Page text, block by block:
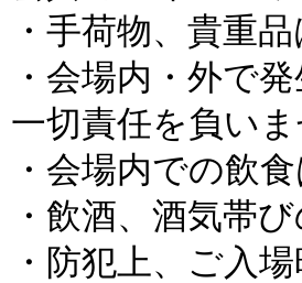
・手荷物、貴重
・会場内・外で
一切責任を負いま
・会場内での飲
・飲酒、酒気帯
・防犯上、ご入